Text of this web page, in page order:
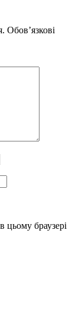
Обов’язкові
цьому браузері